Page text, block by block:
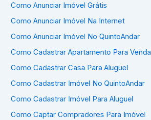
Como Anunciar Imóvel Grátis
Como Anunciar Imóvel Na Internet
Como Anunciar Imóvel No QuintoAndar
Como Cadastrar Apartamento Para Venda
Como Cadastrar Casa Para Aluguel
Como Cadastrar Imóvel No QuintoAndar
Como Cadastrar Imóvel Para Aluguel
Como Captar Compradores Para Imóvel